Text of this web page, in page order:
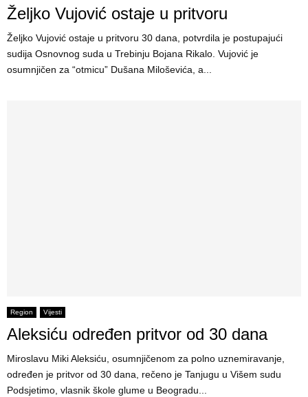
Željko Vujović ostaje u pritvoru
Željko Vujović ostaje u pritvoru 30 dana, potvrdila je postupajući
sudija Osnovnog suda u Trebinju Bojana Rikalo. Vujović je
osumnjičen za “otmicu” Dušana Miloševića, a...
Region Vijesti
Aleksiću određen pritvor od 30 dana
Miroslavu Miki Aleksiću, osumnjičenom za polno uznemiravanje,
određen je pritvor od 30 dana, rečeno je Tanjugu u Višem sudu
Podsjetimo, vlasnik škole glume u Beogradu...